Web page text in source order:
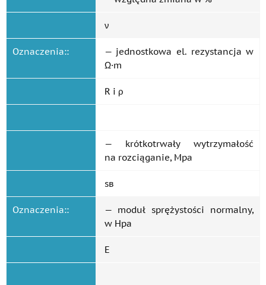
ν
Oznaczenia::
— jednostkowa el. rezystancja w
Ω·m
R i ρ
— krótkotrwały wytrzymałość
na rozciąganie, Mpa
ѕв
Oznaczenia::
— moduł sprężystości normalny,
w Hpa
E